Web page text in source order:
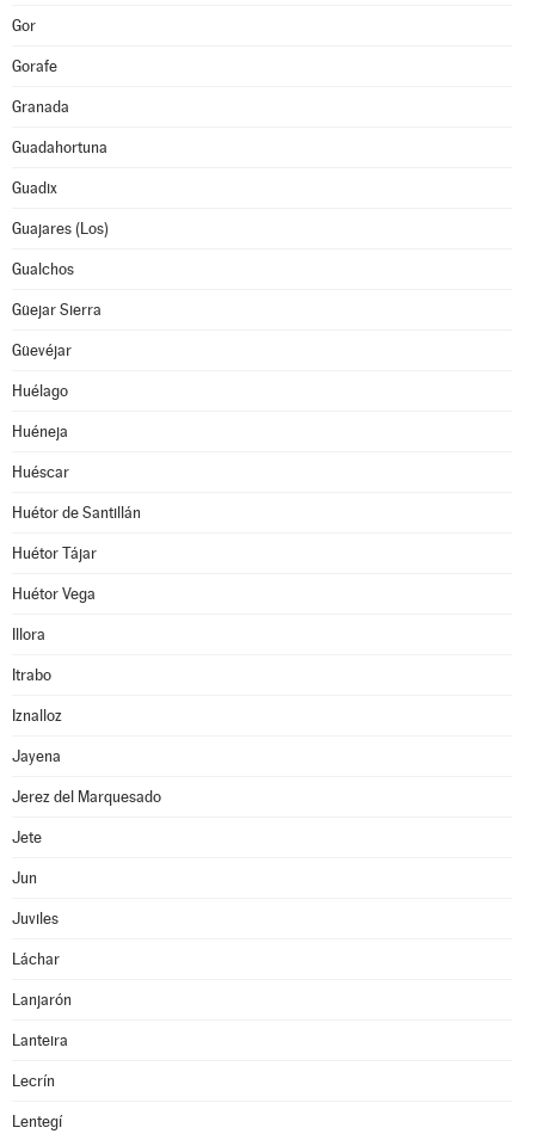
Gor
Gorafe
Granada
Guadahortuna
Guadix
Guajares (Los)
Gualchos
Güejar Sierra
Güevéjar
Huélago
Huéneja
Huéscar
Huétor de Santillán
Huétor Tájar
Huétor Vega
Illora
Itrabo
Iznalloz
Jayena
Jerez del Marquesado
Jete
Jun
Juviles
Láchar
Lanjarón
Lanteira
Lecrín
Lentegí